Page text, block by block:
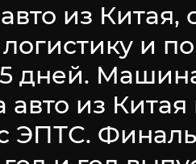
из Китая,
и
дней.
из Китая
ЭПТС.